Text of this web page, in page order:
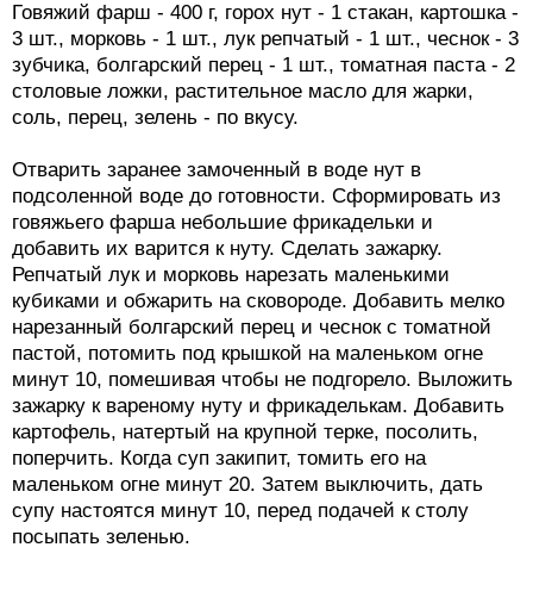
Говяжий фарш - 400 г, горох нут - 1 стакан, картошка -
3 шт., морковь - 1 шт., лук репчатый - 1 шт., чеснок - 3
зубчика, болгарский перец - 1 шт., томатная паста - 2
столовые ложки, растительное масло для жарки,
соль, перец, зелень - по вкусу.
Отварить заранее замоченный в воде нут в
подсоленной воде до готовности. Сформировать из
говяжьего фарша небольшие фрикадельки и
добавить их варится к нуту. Сделать зажарку.
Репчатый лук и морковь нарезать маленькими
кубиками и обжарить на сковороде. Добавить мелко
нарезанный болгарский перец и чеснок с томатной
пастой, потомить под крышкой на маленьком огне
минут 10, помешивая чтобы не подгорело. Выложить
зажарку к вареному нуту и фрикаделькам. Добавить
картофель, натертый на крупной терке, посолить,
поперчить. Когда суп закипит, томить его на
маленьком огне минут 20. Затем выключить, дать
супу настоятся минут 10, перед подачей к столу
посыпать зеленью.